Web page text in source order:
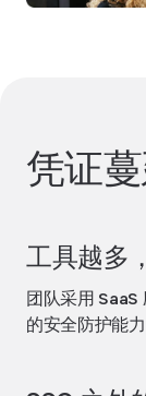
凭证
工具越多
团队采用 SaaS
的安全防护能